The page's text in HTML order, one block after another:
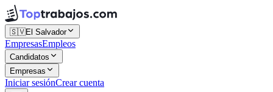
🇸🇻El Salvador
EmpresasEmpleos
Candidatos
Empresas
Iniciar sesiónCrear cuenta